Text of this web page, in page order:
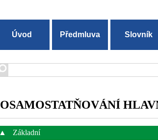
Úvod Předmluva Slovník
OSAMOSTATŇOVÁNÍ
▲ Základní